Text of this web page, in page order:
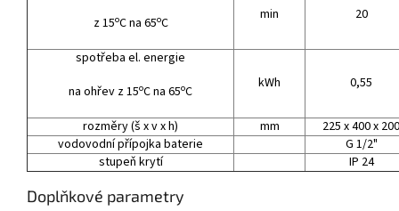
z 15oC na 65oC min 20
spotřeba el. energie
na ohřev z 15oC na 65oC kWh 0,55
rozměry (š x v x h) mm
225 x 400 x 200
vodovodní přípojka baterie
G 1/2"
stupeň krytí
IP 24
Doplňkové parametry